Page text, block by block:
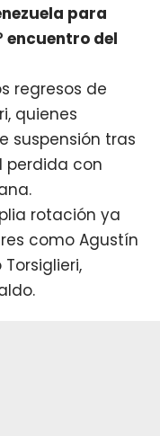
para
encuentro del
regresos de
quienes
suspensión tras
perdida con
rotación ya
como Agustín